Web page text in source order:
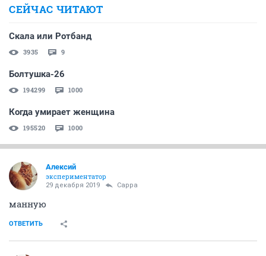
СЕЙЧАС ЧИТАЮТ
Скала или Ротбанд
3935 9
Болтушка-26
194299 1000
Когда умирает женщина
195520 1000
Алексий
экспериментатор
29 декабря 2019 Сарра
манную
ОТВЕТИТЬ